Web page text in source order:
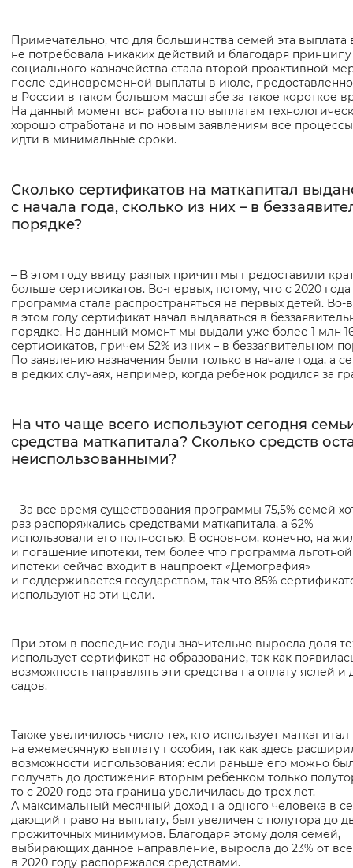
Примечательно, что для большинства семей эта
не потребовала никаких действий и благодаря принципу
социального казначейства стала второй проактивной
после единовременной выплаты в июле,
в России в таком большом масштабе за такое короткое
На данный момент вся работа по выплатам
хорошо отработана и по новым заявлениям все
идти в минимальные сроки.
Сколько сертификатов на маткапитал
с начала года, сколько из них – в
порядке?
– В этом году ввиду разных причин мы предоставили
больше сертификатов. Во-первых, потому, что с 2020 года
программа стала распространяться на первых детей. Во-
в этом году сертификат начал выдаваться в
порядке. На данный момент мы выдали уже более 1 млн
сертификатов, причем 52% из них – в беззаявительном
По заявлению назначения были только в начале года, а
в редких случаях, например, когда ребенок родился за
На что чаще всего используют сегодня
средства маткапитала? Сколько средств
неиспользованными?
– За все время существования программы 75,5% семей
раз распоряжались средствами маткапитала, а 62%
использовали его полностью. В основном, конечно, на
и погашение ипотеки, тем более что программа льготной
ипотеки сейчас входит в нацпроект «Демография»
и поддерживается государством, так что 85%
используют на эти цели.
При этом в последние годы значительно выросла доля
использует сертификат на образование, так как
возможность направлять эти средства на оплату яслей и
садов.
Также увеличилось число тех, кто использует маткапитал
на ежемесячную выплату пособия, так как здесь
возможности использования: если раньше его можно
получать до достижения вторым ребенком только
то с 2020 года эта граница увеличилась до трех лет.
А максимальный месячный доход на одного человека в
дающий право на выплату, был увеличен с полутора до
прожиточных минимумов. Благодаря этому доля семей,
выбирающих данное направление, выросла до 23% от
в 2020 году распоряжался средствами.